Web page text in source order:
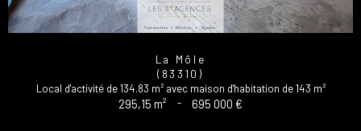
La Môle
(83310)
Local d'activité de 134.83 m² avec maison d'habitation de 143 m²
295,15 m² - 695 000 €